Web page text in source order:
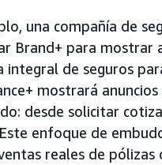
una compañía de
Brand+ para mostrar
integral de seguros
mostrará
desde solicitar
enfoque de
reales de